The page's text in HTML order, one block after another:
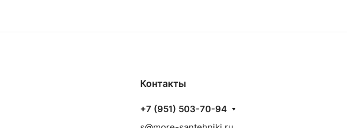
Контакты
+7 (951) 503-70-94